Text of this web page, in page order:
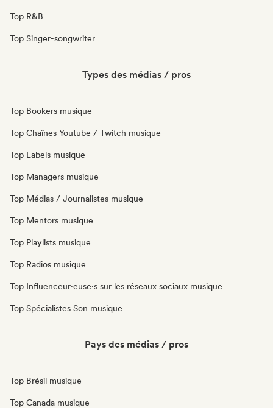
Top R&B
Top Singer-songwriter
Types des médias / pros
Top Bookers musique
Top Chaînes Youtube / Twitch musique
Top Labels musique
Top Managers musique
Top Médias / Journalistes musique
Top Mentors musique
Top Playlists musique
Top Radios musique
Top Influenceur·euse·s sur les réseaux sociaux musique
Top Spécialistes Son musique
Pays des médias / pros
Top Brésil musique
Top Canada musique